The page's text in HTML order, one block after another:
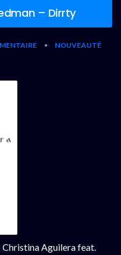
– Dirrty
•
NOUVEAUTÉ
Aguilera feat.